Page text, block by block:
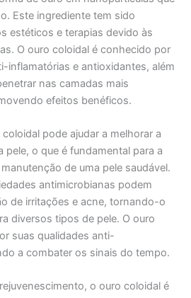
Este ingrediente tem sido
estéticos e terapias devido às
O ouro coloidal é conhecido por
inflamatórias e antioxidantes, além
nas camadas mais
efeitos benéficos.
pode ajudar a melhorar a
pele, o que é fundamental para a
de uma pele saudável.
antimicrobianas podem
de irritações e acne, tornando-o
diversos tipos de pele. O ouro
suas qualidades anti-
a combater os sinais do tempo.
o ouro coloidal é